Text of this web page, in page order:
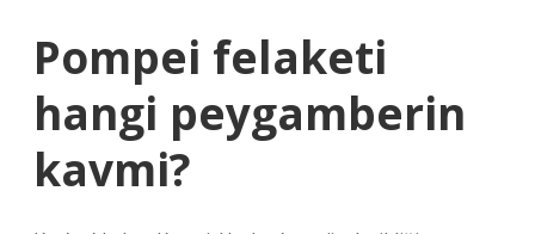
Pompei felaketi
hangi peygamberin
kavmi?